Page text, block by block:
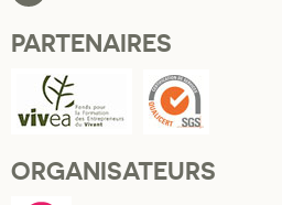
PARTENAIRES
ORGANISATEURS